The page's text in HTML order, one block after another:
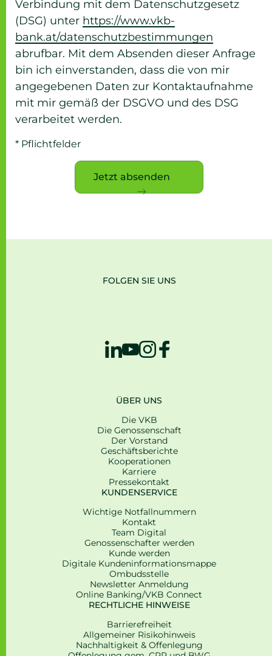
Verbindung mit dem Datenschutzgesetz
(DSG) unter https://www.vkb-
bank.at/datenschutzbestimmungen
abrufbar. Mit dem Absenden dieser Anfrage
bin ich einverstanden, dass die von mir
angegebenen Daten zur Kontaktaufnahme
mit mir gemäß der DSGVO und des DSG
verarbeitet werden.
* Pflichtfelder
Jetzt absenden
FOLGEN SIE UNS
ÜBER UNS
Die VKB
Die Genossenschaft
Der Vorstand
Geschäfts­be­richte
Kooperationen
Karriere
Pressekontakt
KUNDENSERVICE
Wichtige Notfallnummern
Kontakt
Team Digital
Genossenschafter werden
Kunde werden
Digitale Kunden­informations­mappe
Ombudsstelle
Newsletter Anmeldung
Online Banking/VKB Connect
RECHTLICHE HINWEISE
Barrierefreiheit
Allgemeiner Risikohinweis
Nachhaltigkeit & Offenlegung